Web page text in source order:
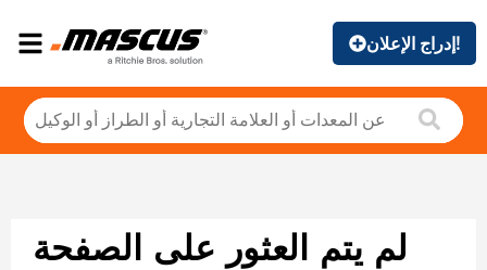
إدراج الإعلان!
لم يتم العثور على الصفحة